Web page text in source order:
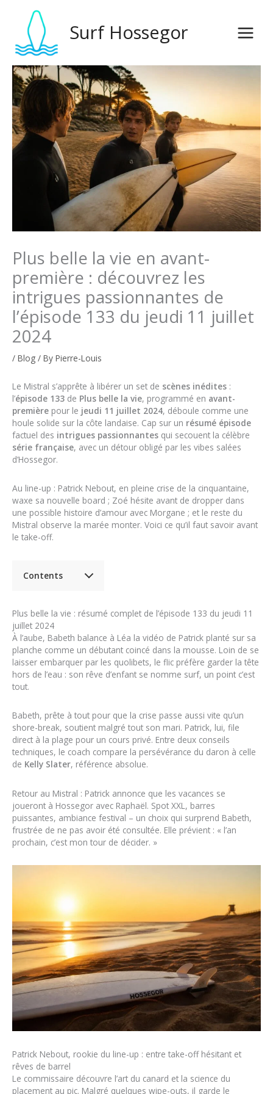
content
Surf Hossegor
Plus belle la vie en avant-
première : découvrez les
intrigues passionnantes de
l’épisode 133 du jeudi 11 juillet
2024
/ Blog / By Pierre-Louis
Le Mistral s’apprête à libérer un set de scènes inédites :
l’épisode 133 de Plus belle la vie, programmé en avant-
première pour le jeudi 11 juillet 2024, déboule comme une
houle solide sur la côte landaise. Cap sur un résumé épisode
factuel des intrigues passionnantes qui secouent la célèbre
série française, avec un détour obligé par les vibes salées
d’Hossegor.
Au line-up : Patrick Nebout, en pleine crise de la cinquantaine,
waxe sa nouvelle board ; Zoé hésite avant de dropper dans
une possible histoire d’amour avec Morgane ; et le reste du
Mistral observe la marée monter. Voici ce qu’il faut savoir avant
le take-off.
Contents
Plus belle la vie : résumé complet de l’épisode 133 du jeudi 11
juillet 2024
À l’aube, Babeth balance à Léa la vidéo de Patrick planté sur sa
planche comme un débutant coincé dans la mousse. Loin de se
laisser embarquer par les quolibets, le flic préfère garder la tête
hors de l’eau : son rêve d’enfant se nomme surf, un point c’est
tout.
Babeth, prête à tout pour que la crise passe aussi vite qu’un
shore-break, soutient malgré tout son mari. Patrick, lui, file
direct à la plage pour un cours privé. Entre deux conseils
techniques, le coach compare la persévérance du daron à celle
de Kelly Slater, référence absolue.
Retour au Mistral : Patrick annonce que les vacances se
joueront à Hossegor avec Raphaël. Spot XXL, barres
puissantes, ambiance festival – un choix qui surprend Babeth,
frustrée de ne pas avoir été consultée. Elle prévient : « l’an
prochain, c’est mon tour de décider. »
Patrick Nebout, rookie du line-up : entre take-off hésitant et
rêves de barrel
Le commissaire découvre l’art du canard et la science du
placement au pic. Malgré quelques wipe-outs, il garde le